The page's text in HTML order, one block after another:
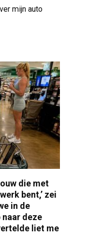
mijn auto
die met
bent,’ zei
in de
deze
liet me